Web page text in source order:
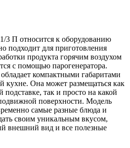
3 П относится к оборудованию
подходит для приготовления
продукта горячим воздухом
с помощью парогенератора.
компактными габаритами
кухне. Она может размещаться как
подставке, так и просто на какой
поверхности. Модель
самые разные блюда и
своим уникальным вкусом,
внешний вид и все полезные